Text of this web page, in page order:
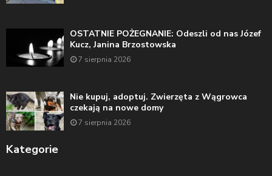
OSTATNIE POŻEGNANIE: Odeszli od nas Józef
Kucz, Janina Brzostowska
7 sierpnia 2026
Nie kupuj, adoptuj. Zwierzęta z Wągrowca
czekają na nowe domy
7 sierpnia 2026
Kategorie